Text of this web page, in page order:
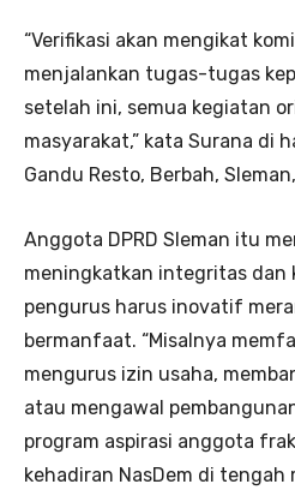
“Verifikasi akan mengikat
menjalankan tugas-tugas
setelah ini, semua kegiatan
masyarakat,” kata Surana di
Gandu Resto, Berbah,
Anggota DPRD Sleman itu
meningkatkan integritas dan
pengurus harus inovatif
bermanfaat. “Misalnya
mengurus izin usaha,
atau mengawal
program aspirasi anggota
kehadiran NasDem di tengah